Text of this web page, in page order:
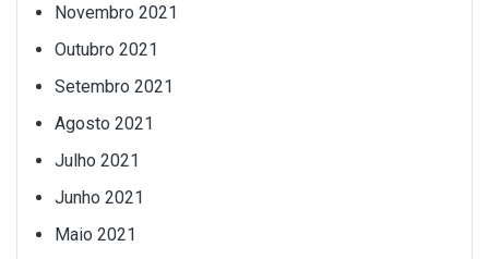
Novembro 2021
Outubro 2021
Setembro 2021
Agosto 2021
Julho 2021
Junho 2021
Maio 2021